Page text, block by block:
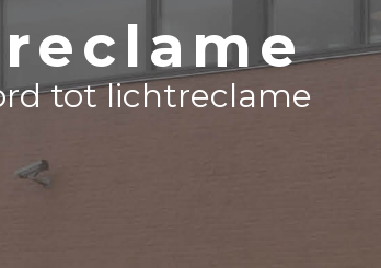
tot lichtreclame